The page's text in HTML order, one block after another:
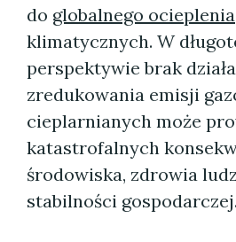
do globalnego ocieplenia
klimatycznych. W
perspektywie brak
zredukowania emisji
cieplarnianych może
katastrofalnych
środowiska, zdrowia
stabilności gospodarczej.